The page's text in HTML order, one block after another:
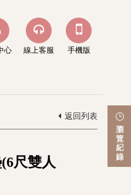
手機版
線上客服
心
返回列表
尺雙人